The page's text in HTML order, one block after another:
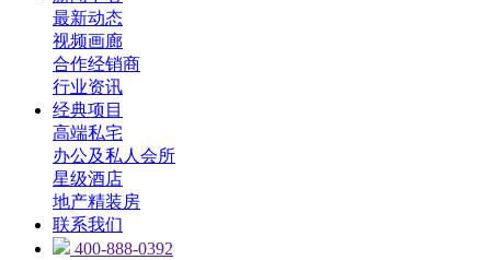
最新动态
视频画廊
合作经销商
行业资讯
经典项目
高端私宅
办公及私人会所
星级酒店
地产精装房
联系我们
400-888-0392